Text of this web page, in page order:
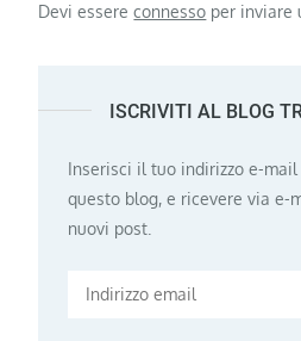
Devi essereconnesso per inviare
ISCRIVITI AL BLOG
Inserisci il tuo indirizzo e-
questo blog, e ricevere via e-
nuovi post.
Indirizzo